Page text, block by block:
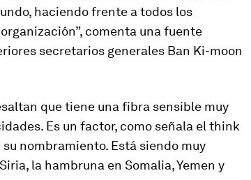
haciendo frente a todos los
comenta una fuente
secretarios generales Ban Ki-moon
que tiene una fibra sensible muy
Es un factor, como señala el think
nombramiento. Está siendo muy
la hambruna en Somalia, Yemen y